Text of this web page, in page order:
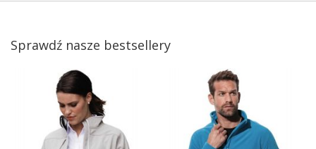
Sprawdź nasze bestsellery